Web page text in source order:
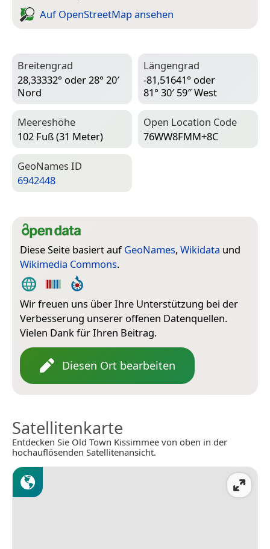
Auf Open­Street­Map ansehen
Breitengrad
28,33332° oder 28° 20′
Nord
Längengrad
-81,51641° oder
81° 30′ 59″ West
Meereshöhe
102 Fuß (31 Meter)
Open Location Code
76WW8FMM+8C
Geo­Names ID
6942448
Diese Seite basiert aufGeoNames, Wikidata und
Wikimedia Commons.
Wir freuen uns über Ihre Unterstützung bei der
Verbesserung unserer offenen Datenquellen.
Vielen Dank für Ihren Beitrag.
Diesen Ort bearbeiten
Satellitenkarte
Entdecken Sie Old Town Kissimmee von oben in der
hochauflösenden Satellitenansicht.